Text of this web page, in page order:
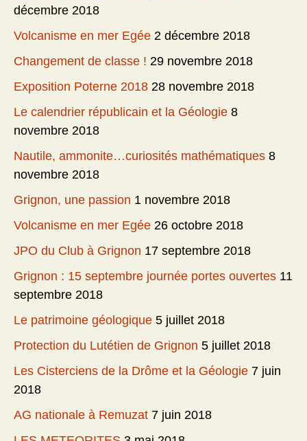
décembre 2018
Volcanisme en mer Egée 2 décembre 2018
Changement de classe ! 29 novembre 2018
Exposition Poterne 2018 28 novembre 2018
Le calendrier républicain et la Géologie 8
novembre 2018
Nautile, ammonite…curiosités mathématiques 8
novembre 2018
Grignon, une passion 1 novembre 2018
Volcanisme en mer Egée 26 octobre 2018
JPO du Club à Grignon 17 septembre 2018
Grignon : 15 septembre journée portes ouvertes 11
septembre 2018
Le patrimoine géologique 5 juillet 2018
Protection du Lutétien de Grignon 5 juillet 2018
Les Cisterciens de la Drôme et la Géologie 7 juin
2018
AG nationale à Remuzat 7 juin 2018